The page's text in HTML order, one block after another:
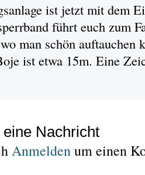
ist jetzt mit dem
führt euch zum
man schön auftauchen
ist etwa 15m. Eine
Nachricht
Anmeldenum einen